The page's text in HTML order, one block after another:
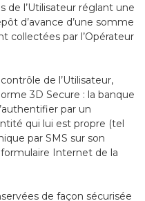
de l’Utilisateur réglant une
d’avance d’une somme
collectées par l’Opérateur
de l’Utilisateur,
3D Secure : la banque
par un
qui lui est propre (tel
par SMS sur son
Internet de la
de façon sécurisée